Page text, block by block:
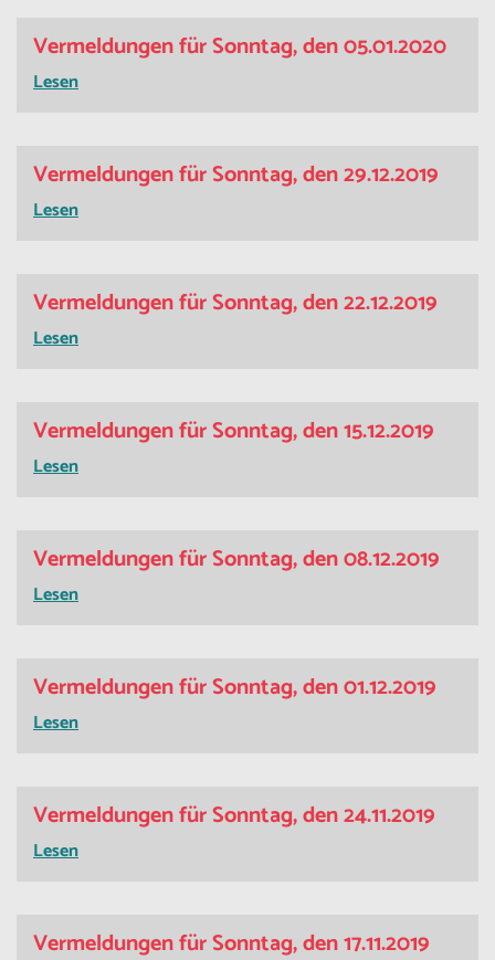
Vermeldungen für Sonntag, den 05.01.2020
Lesen
Vermeldungen für Sonntag, den 29.12.2019
Lesen
Vermeldungen für Sonntag, den 22.12.2019
Lesen
Vermeldungen für Sonntag, den 15.12.2019
Lesen
Vermeldungen für Sonntag, den 08.12.2019
Lesen
Vermeldungen für Sonntag, den 01.12.2019
Lesen
Vermeldungen für Sonntag, den 24.11.2019
Lesen
Vermeldungen für Sonntag, den 17.11.2019